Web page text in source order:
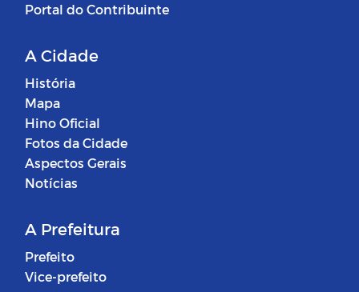
Portal do Contribuinte
A Cidade
História
Mapa
Hino Oficial
Fotos da Cidade
Aspectos Gerais
Notícias
A Prefeitura
Prefeito
Vice-prefeito